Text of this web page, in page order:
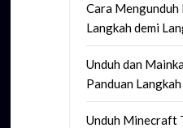
Cara
Langkah demi
Unduh dan
Panduan
Unduh Minecraft